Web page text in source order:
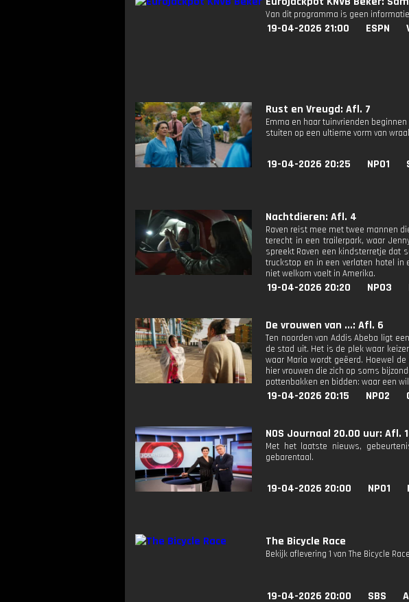
Van dit programma is geen
19-04-2026 21:00 ESPN
Rust en Vreugd: Afl. 7
Emma en haar tuinvrienden
stuiten op een ultieme vorm van
19-04-2026 20:25 NPO1
Nachtdieren: Afl. 4
Raven reist mee met twee mannen
terecht in een trailerpark, waar
spreekt Raven een kindsterretje dat
truckstop en in een verlaten hotel in
niet welkom voelt in Amerika.
19-04-2026 20:20 NPO3
De vrouwen van ...: Afl. 6
Ten noorden van Addis Abeba ligt
de stad uit. Het is de plek waar
waar Maria wordt geëerd. Hoewel
hier vrouwen die zich op soms
pottenbakken en bidden: waar een
19-04-2026 20:15 NPO2
NOS Journaal 20.00 uur: Afl.
Met het laatste nieuws,
gebarentaal.
19-04-2026 20:00 NPO1
The Bicycle Race
Bekijk aflevering 1 van The Bicycle
19-04-2026 20:00 SBS